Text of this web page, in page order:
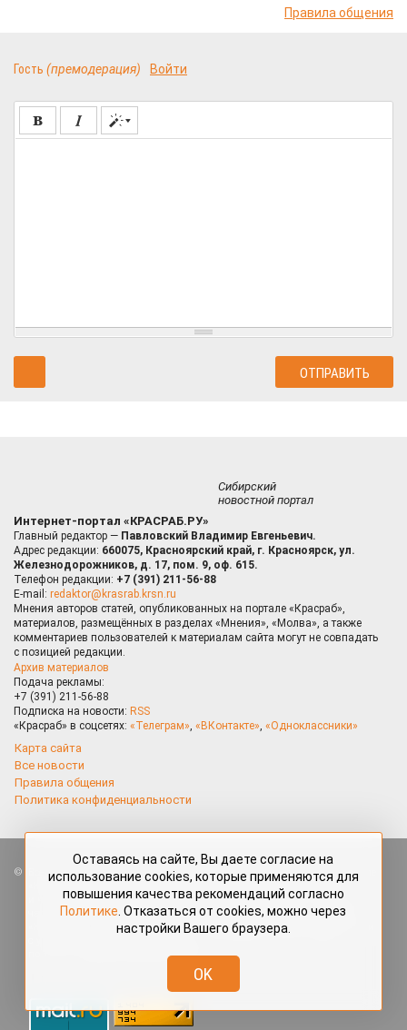
Правила общения
Гость (премодерация) Войти
Сибирский
новостной портал
Интернет-портал «КРАСРАБ.РУ»
Главный редактор — Павловский Владимир Евгеньевич.
Адрес редакции: 660075, Красноярский край, г. Красноярск, ул.
Железнодорожников, д. 17, пом. 9, оф. 615.
Телефон редакции: +7 (391) 211-56-88
E-mail: redaktor@krasrab.krsn.ru
Мнения авторов статей, опубликованных на портале «Красраб»,
материалов, размещённых в разделах «Мнения», «Молва», а также
комментариев пользователей к материалам сайта могут не совпадать
с позицией редакции.
Архив материалов
Подача рекламы:
+7 (391) 211-56-88
Подписка на новости: RSS
«Красраб» в соцсетях: «Телеграм», «ВКонтакте», «Одноклассники»
Карта сайта
Все новости
Правила общения
Политика конфиденциальности
Все права защищены. Любые материалы, размещённые на портале
«Красраб.ру» сотрудниками редакции, нештатными авторами
и читателями, являются объектами авторского права. Полное или
частичное использование материалов, размещённых на портале
«Красраб.ру», допускается только с письменного согласия редакции
redaktor@krasrab.krsn.ru.
Оставаясь на сайте, Вы даете согласие на
использование cookies, которые применяются для
повышения качества рекомендаций согласно
Политике . Отказаться от cookies, можно через
настройки Вашего браузера.
OK